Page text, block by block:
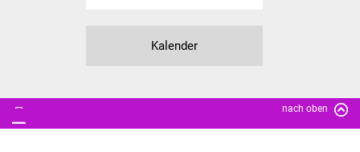
Migration und Integration
Kalender
nach oben